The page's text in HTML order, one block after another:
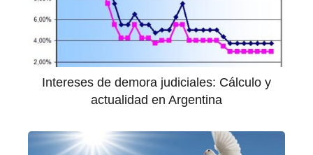
Intereses de demora judiciales: Cálculo y
actualidad en Argentina